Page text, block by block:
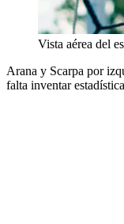
Vista aérea del
Arana y Scarpa por
falta inventar